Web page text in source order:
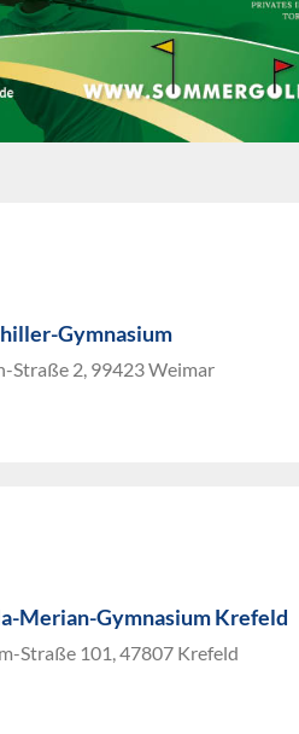
Gymnasium
Straße 2, 99423 Weimar
Merian-Gymnasium Krefeld
Straße 101, 47807 Krefeld